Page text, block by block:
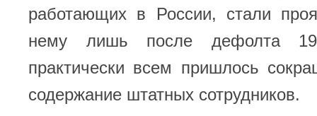
работающих в России, стали
нему лишь после дефолта
практически всем пришлось
содержание штатных сотрудников.